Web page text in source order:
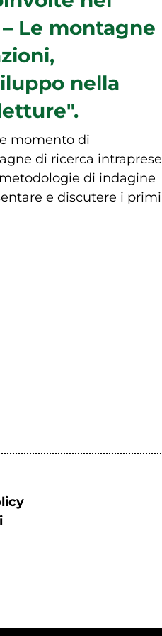
Le montagne
nella
momento di
di ricerca intraprese
di indagine
e discutere i primi